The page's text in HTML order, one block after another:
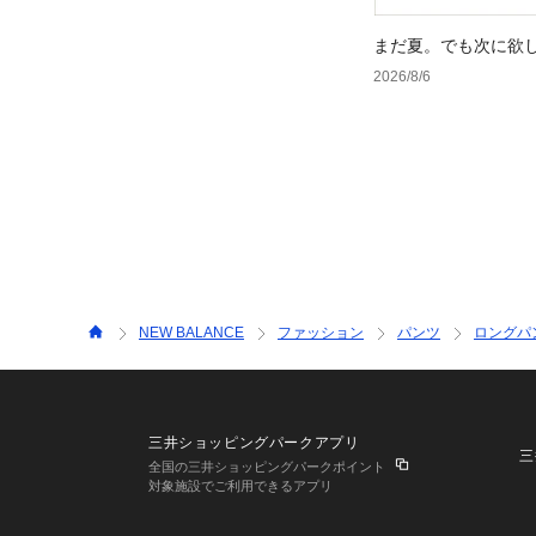
まだ夏。でも次に欲
2026/8/6
NEW BALANCE ファッション パンツ ロングパ
三井ショッピングパークアプリ
全国の三井ショッピングパークポイント
対象施設でご利用できるアプリ